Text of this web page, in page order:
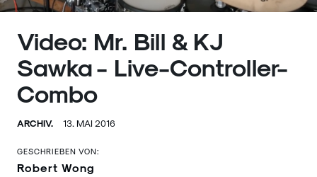
Video: Mr. Bill & KJ
Sawka - Live-Controller-
Combo
ARCHIV. 13. MAI 2016
GESCHRIEBEN VON:
Robert Wong